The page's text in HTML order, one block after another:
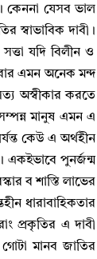
। কেননা যেসব ভাল
স্বাভাবিক দাবী ।
যদি বিলীন ও
এমন অনেক মন্দ
অস্বীকার করতে
মানুষ এমন এ
কেউ এ অর্থহীন
। একইভাবে পুনর্জন্ম
ব শাস্তি লাভের
ধারাবাহিকতার
প্রকৃতির এ দাবী
মানব জাতির